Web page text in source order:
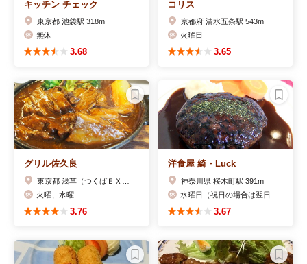
キッチン チェック
東京都 池袋駅 318m
無休
3.68
コリス
京都府 清水五条駅 543m
火曜日
3.65
グリル佐久良
火曜、水曜
3.76
洋食屋 綺・Luck
神奈川県 桜木町駅 391m
3.67